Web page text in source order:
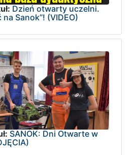
Dzień otwarty uczelni.
Sanok”! (VIDEO)
SANOK: Dni Otwarte w